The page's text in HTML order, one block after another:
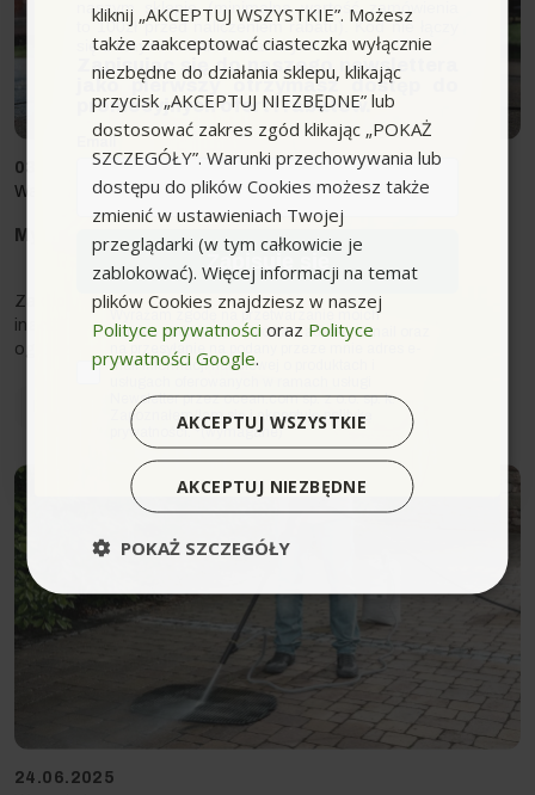
03.07.2025
Warsztat
|Ogród
Myjka ciśnieniowa używana - czy warto?
Zakup używanego sprzętu zawsze kusi niższą ceną. Nie
inaczej jest w przypadku myjek ciśnieniowych . Na portalach
ogłoszeniowych i aukcyjnych...
24.06.2025
kliknij „AKCEPTUJ WSZYSTKIE”. Możesz
także zaakceptować ciasteczka wyłącznie
niezbędne do działania sklepu, klikając
przycisk „AKCEPTUJ NIEZBĘDNE” lub
dostosować zakres zgód klikając „POKAŻ
SZCZEGÓŁY”. Warunki przechowywania lub
dostępu do plików Cookies możesz także
zmienić w ustawieniach Twojej
przeglądarki (w tym całkowicie je
zablokować). Więcej informacji na temat
plików Cookies znajdziesz w naszej
Polityce prywatności oraz Polityce
prywatności Google.
AKCEPTUJ WSZYSTKIE
AKCEPTUJ NIEZBĘDNE
POKAŻ SZCZEGÓŁY
naszym sklepie (minimalna wartość zamówienia
to 100zł przed naliczeniem rabatu). Kod nie łączy
się z innymi kodami rabatowymi.
Zapisując się do naszego newslettera
jako pierwszy otrzymasz dostęp do
promocyjnych ofert i rabatów.
Email
Zapisuję się
zgodaWyrażam zgodę na przetwarzanie moich
danych osobowych w postaci adresu e-mail oraz
na przesyłanie na podany przeze mnie adres e-
mail informacji handlowej o produktach i
Newsletter przez ocean.com sp. z o.o. sp. k.
Zapoznałem/łam się i akceptuję politykę
prywatności. *(wymagane)